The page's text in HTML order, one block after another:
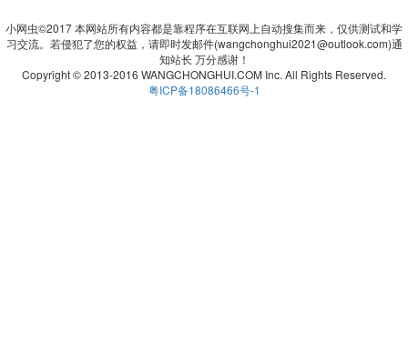
小网虫©2017 本网站所有内容都是靠程序在互联网上自动搜集而来，仅供测试和学
习交流。若侵犯了您的权益，请即时发邮件(wangchonghui2021@outlook.com)通
知站长 万分感谢！
Copyright © 2013-2016 WANGCHONGHUI.COM Inc. All Rights Reserved.
粤ICP备18086466号-1